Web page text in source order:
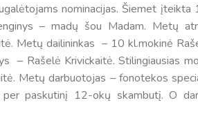
nominacijas. Šiemet
– madų šou Madam. Metų
Metų dailininkas – 10 kl.mokinė
– Rašelė Krivickaitė. Stilingiausias
Metų darbuotojas – fonotekos
paskutinį 12-okų skambutį. O